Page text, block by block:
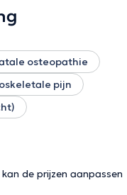
osteopathie
pijn
de prijzen aanpassen